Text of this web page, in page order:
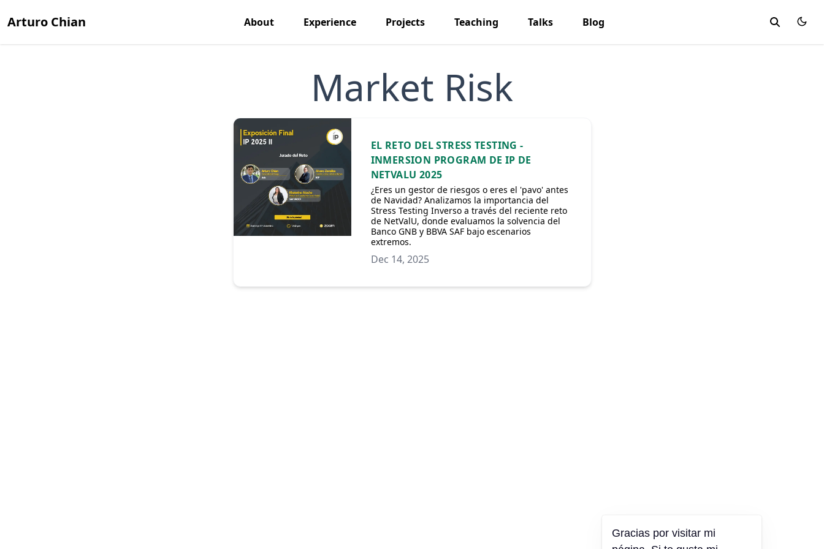
Arturo Chian About Experience Projects Teaching Talks Blog
Market Risk
EL RETO DEL STRESS TESTING -
INMERSION PROGRAM DE IP DE
NETVALU 2025
¿Eres un gestor de riesgos o eres el 'pavo' antes
de Navidad? Analizamos la importancia del
Stress Testing Inverso a través del reciente reto
de NetValU, donde evaluamos la solvencia del
Banco GNB y BBVA SAF bajo escenarios
extremos.
Dec 14, 2025
Gracias por visitar mi